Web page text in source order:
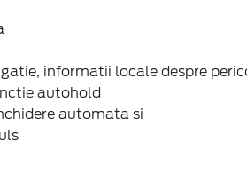
informatii locale despre
autohold
automata si